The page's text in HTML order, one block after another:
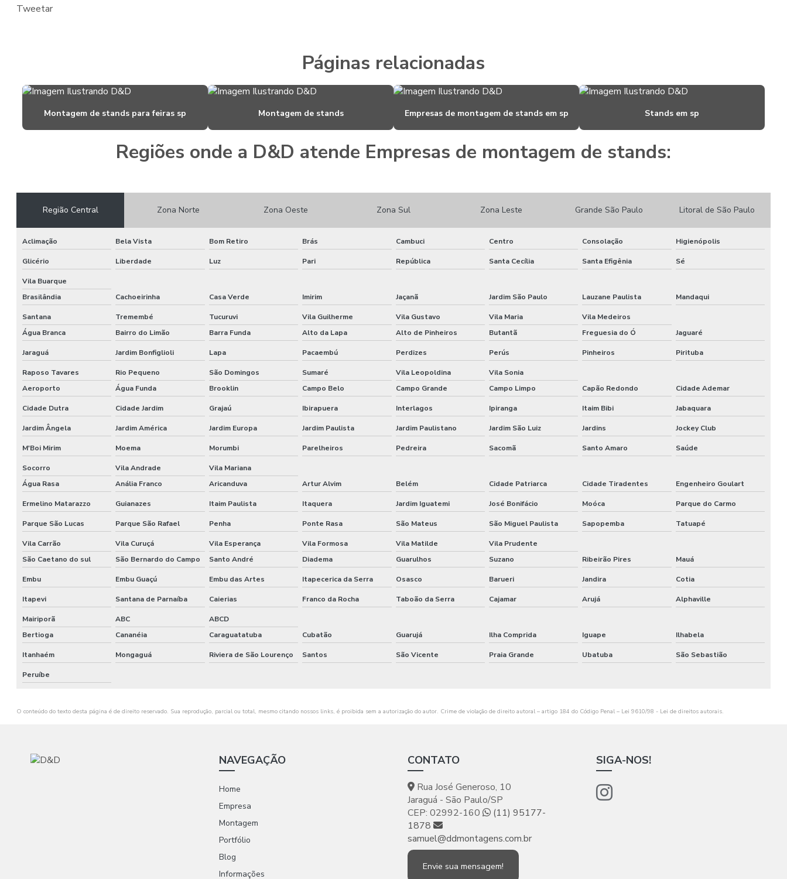
Tweetar
Estandes para feiras
Estandes para feiras e eventos
Fabricante de peças com router cnc
Locação de estandes para eventos
Locação de stand para eventos
Locação de stand de exibição para eventos
Locação de stand para feiras
Locação de stand para shopping
Locação de stand de vendas
Locação de stands sp
Maquina de cortar pvc expandido
Montadora de estandes sp
Montadora de stands para feiras
Montadora de stands sp
Montadoras de stands em são paulo
Montagem de cenários
Montagem cenográfica
Montagem de stand para eventos
Montagem de stand para eventos comerciais
Páginas relacionadas
Montagem de stands para feiras sp Montagem de stands Empresas de montagem de stands em sp Stands em sp
Regiões onde a D&D atende Empresas de montagem de stands:
Região Central Zona Norte Zona Oeste Zona Sul Zona Leste Grande São Paulo Litoral de São Paulo
Aclimação Bela Vista Bom Retiro Brás Cambuci Centro Consolação Higienópolis
Glicério Liberdade Luz Pari República Santa Cecília Santa Efigênia Sé
Vila Buarque
Brasilândia
Cachoeirinha Casa Verde Imirim Jaçanã Jardim São Paulo Lauzane Paulista Mandaqui
Santana Tremembé Tucuruvi Vila Guilherme Vila Gustavo Vila Maria
Vila Medeiros
Água Branca
Bairro do Limão Barra Funda Alto da Lapa Alto de Pinheiros Butantã Freguesia do Ó Jaguaré
Jaraguá Jardim Bonfiglioli Lapa Pacaembú Perdizes Perús Pinheiros Pirituba
Raposo Tavares Rio Pequeno São Domingos Sumaré Vila Leopoldina
Vila Sonia
Aeroporto
Água Funda Brooklin Campo Belo Campo Grande Campo Limpo Capão Redondo Cidade Ademar
Cidade Dutra Cidade Jardim Grajaú Ibirapuera Interlagos Ipiranga Itaim Bibi Jabaquara
Jardim Ângela Jardim América Jardim Europa Jardim Paulista Jardim Paulistano Jardim São Luiz Jardins Jockey Club
M'Boi Mirim Moema Morumbi Parelheiros Pedreira Sacomã Santo Amaro Saúde
Socorro Vila Andrade
Vila Mariana
Água Rasa
Anália Franco Aricanduva Artur Alvim Belém Cidade Patriarca Cidade Tiradentes Engenheiro Goulart
Ermelino Matarazzo Guianazes Itaim Paulista Itaquera Jardim Iguatemi José Bonifácio Moóca Parque do Carmo
Parque São Lucas Parque São Rafael Penha Ponte Rasa São Mateus São Miguel Paulista Sapopemba Tatuapé
Vila Carrão Vila Curuçá Vila Esperança Vila Formosa Vila Matilde
Vila Prudente
São Caetano do sul
São Bernardo do Campo Santo André Diadema Guarulhos Suzano Ribeirão Pires Mauá
Embu Embu Guaçú Embu das Artes Itapecerica da Serra Osasco Barueri Jandira Cotia
Itapevi Santana de Parnaíba Caierias Franco da Rocha Taboão da Serra Cajamar Arujá Alphaville
Mairiporã ABC
ABCD
Bertioga
Cananéia Caraguatatuba Cubatão Guarujá Ilha Comprida Iguape Ilhabela
Itanhaém Mongaguá Riviera de São Lourenço Santos São Vicente Praia Grande Ubatuba São Sebastião
Peruíbe
O conteúdo do texto desta página é de direito reservado. Sua reprodução, parcial ou total, mesmo citando nossos links, é proibida sem a autorização do autor. Crime de violação de direito autoral – artigo 184 do Código Penal – Lei 9610/98 - Lei de direitos autorais.
NAVEGAÇÃO
Home
Empresa
Montagem
Portfólio
Blog
Informações
CONTATO
Rua José Generoso, 10
Jaraguá - São Paulo/SP
CEP: 02992-160
(11) 95177-
1878
samuel@ddmontagens.com.br
Envie sua mensagem!
SIGA-NOS!